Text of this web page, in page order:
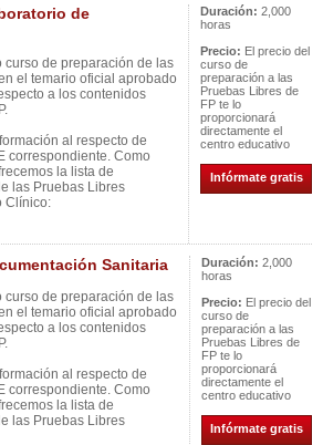
de
curso de preparación de las
el temario oficial aprobado
a los contenidos
al respecto de
correspondiente. Como
la lista de
las Pruebas Libres
Clínico:
Duración: 2,000
horas
Precio: El precio del
curso de
preparación a las
Pruebas Libres de
FP te lo
proporcionará
directamente el
centro educativo
Infórmate gratis
Sanitaria
curso de preparación de las
el temario oficial aprobado
a los contenidos
al respecto de
correspondiente. Como
la lista de
las Pruebas Libres
Duración: 2,000
horas
Precio: El precio del
curso de
preparación a las
Pruebas Libres de
FP te lo
proporcionará
directamente el
centro educativo
Infórmate gratis